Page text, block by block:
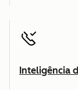
Inteligência